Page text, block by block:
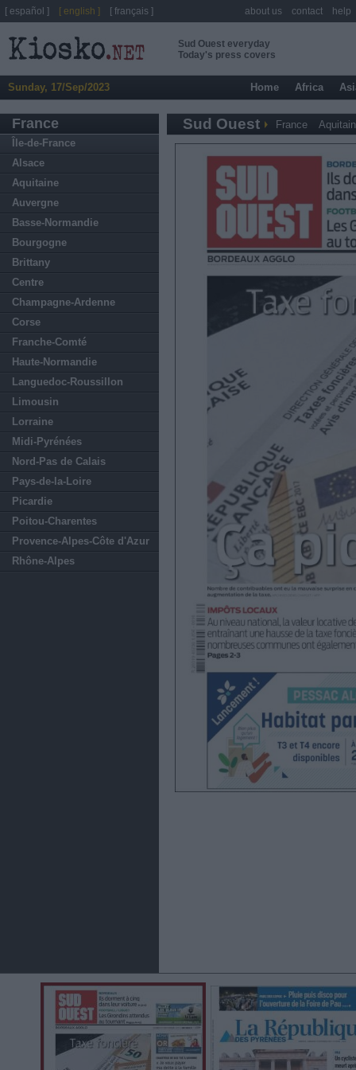
Sud Ouest everyday
Today's press covers
Sunday, 17/Sep/2023 Home Africa
France
Île-de-France
Alsace
Aquitaine
Auvergne
Basse-Normandie
Bourgogne
Brittany
Centre
Champagne-Ardenne
Corse
Franche-Comté
Haute-Normandie
Languedoc-Roussillon
Limousin
Lorraine
Midi-Pyrénées
Nord-Pas de Calais
Pays-de-la-Loire
Picardie
Poitou-Charentes
Provence-Alpes-Côte d'Azur
Rhône-Alpes
Sud Ouest France
[ español ] [ english ] [ français ] about us contact help